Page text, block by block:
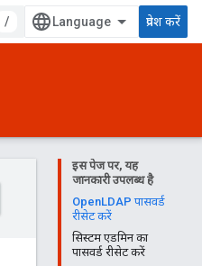
/ प्रवेश करें
इस पेज पर, यह
जानकारी उपलब्ध है
OpenLDAP पासवर्ड
रीसेट करें
सिस्टम एडमिन का
पासवर्ड रीसेट करें